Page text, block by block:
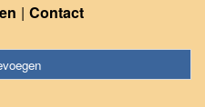
Contact